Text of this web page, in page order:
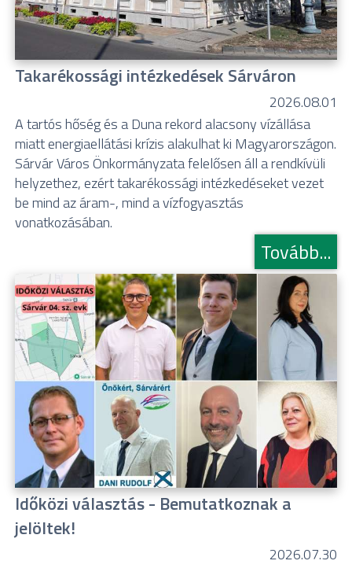
Takarékossági intézkedések Sárváron
2026.08.01
A tartós hőség és a Duna rekord alacsony vízállása
miatt energiaellátási krízis alakulhat ki Magyarországon.
Sárvár Város Önkormányzata felelősen áll a rendkívüli
helyzethez, ezért takarékossági intézkedéseket vezet
be mind az áram-, mind a vízfogyasztás
vonatkozásában.
Tovább...
Időközi választás - Bemutatkoznak a
jelöltek!
2026.07.30